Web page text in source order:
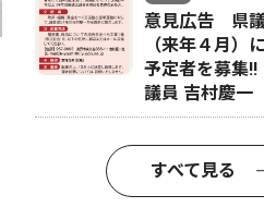
意見広告 県
（来年４月）
予定者を募集
議員 吉村慶一
すべて見る